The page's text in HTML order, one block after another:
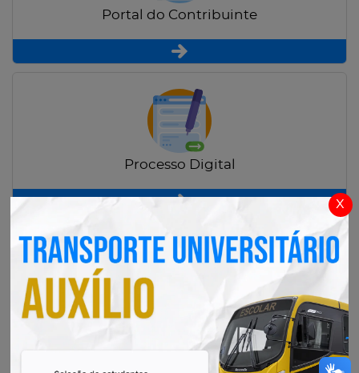
x
Portal do Contribuinte
Processo Digital
Radar Transparência Pública